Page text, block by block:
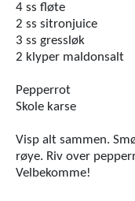
4 ss fløte
2 ss sitronjuice
3 ss gressløk
2 klyper maldonsalt
Pepperrot
Skole karse
Visp alt sammen.
røye. Riv over
Velbekomme!